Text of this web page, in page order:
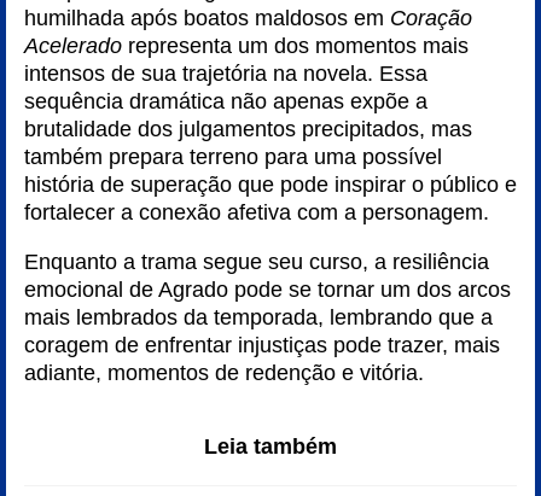
humilhada após boatos maldosos em Coração
Acelerado representa um dos momentos mais
intensos de sua trajetória na novela. Essa
sequência dramática não apenas expõe a
brutalidade dos julgamentos precipitados, mas
também prepara terreno para uma possível
história de superação que pode inspirar o público e
fortalecer a conexão afetiva com a personagem.
Enquanto a trama segue seu curso, a resiliência
emocional de Agrado pode se tornar um dos arcos
mais lembrados da temporada, lembrando que a
coragem de enfrentar injustiças pode trazer, mais
adiante, momentos de redenção e vitória.
Leia também